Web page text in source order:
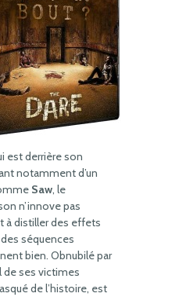
est derrière son
notamment d’un
Saw, le
n’innove pas
à distiller des effets
séquences
bien. Obnubilé par
de ses victimes
de l’histoire, est